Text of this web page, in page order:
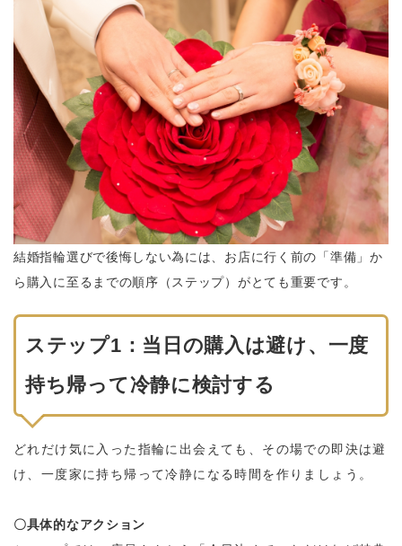
結婚指輪選びで後悔しない為には、お店に行く前の「準備」か
ら購入に至るまでの順序（ステップ）がとても重要です。
ステップ1：当日の購入は避け、一度
持ち帰って冷静に検討する
どれだけ気に入った指輪に出会えても、その場での即決は避
け、一度家に持ち帰って冷静になる時間を作りましょう。
〇具体的なアクション